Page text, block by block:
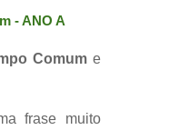
- ANO A
Comum e
frase muito